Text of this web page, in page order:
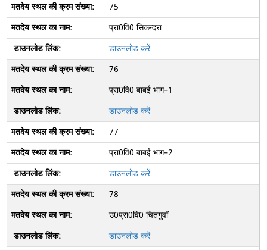
75
प्रा0वि0 सिकन्दरा
डाउनलोड करें
76
प्रा0वि0 बाबई भाग–1
डाउनलोड करें
77
प्रा0वि0 बाबई भाग–2
डाउनलोड करें
78
उ0प्रा0वि0 चितगुवॉ
डाउनलोड करें